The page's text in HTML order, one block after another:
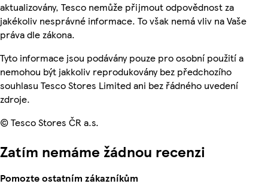
aktualizovány, Tesco nemůže přijmout odpovědnost za
jakékoliv nesprávné informace. To však nemá vliv na Vaše
práva dle zákona.
Tyto informace jsou podávány pouze pro osobní použití a
nemohou být jakkoliv reprodukovány bez předchozího
souhlasu Tesco Stores Limited ani bez řádného uvedení
zdroje.
© Tesco Stores ČR a.s.
Zatím nemáme žádnou recenzi
Pomozte ostatním zákazníkům